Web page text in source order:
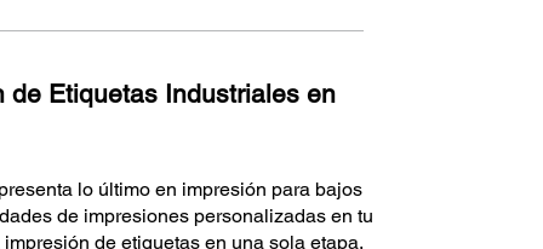
de Etiquetas Industriales en
lo último en impresión para bajos
de impresiones personalizadas en tu
de etiquetas en una sola etapa,